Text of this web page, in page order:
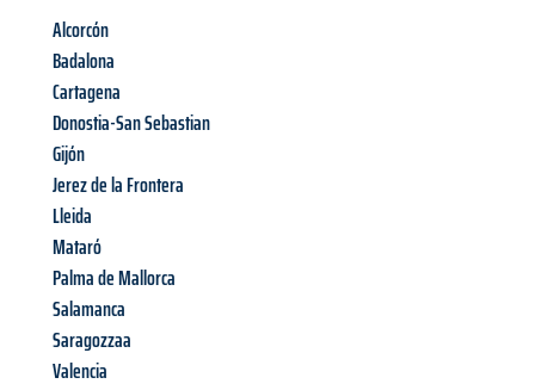
Alcorcón
Badalona
Cartagena
Donostia-San Sebastian
Gijón
Jerez de la Frontera
Lleida
Mataró
Palma de Mallorca
Salamanca
Saragozzaa
Valencia